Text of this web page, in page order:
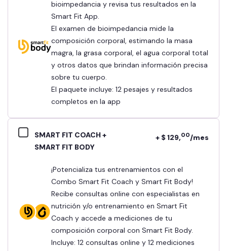
bioimpedancia y revisa tus resultados en la
Smart Fit App.
El examen de bioimpedancia mide la
composición corporal, estimando la masa
magra, la grasa corporal, el agua corporal total
y otros datos que brindan información precisa
sobre tu cuerpo.
El paquete incluye: 12 pesajes y resultados
completos en la app
SMART FIT COACH +
SMART FIT BODY
+ $ 129,00/mes
¡Potencializa tus entrenamientos con el
Combo Smart Fit Coach y Smart Fit Body!
Recibe consultas online con especialistas en
nutrición y/o entrenamiento en Smart Fit
Coach y accede a mediciones de tu
composición corporal con Smart Fit Body.
Incluye: 12 consultas online y 12 mediciones